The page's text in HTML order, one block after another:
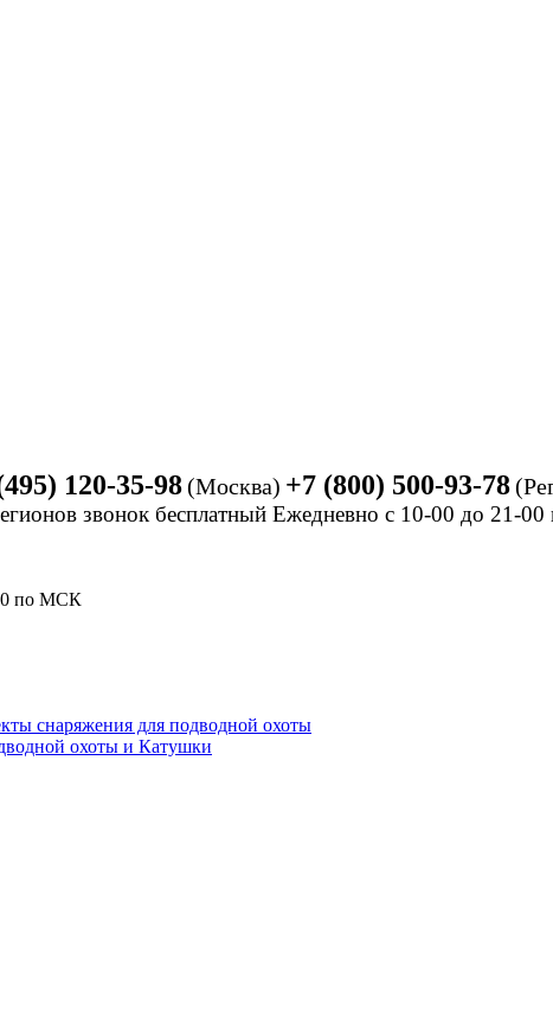
120-35-98(Москва) +7 (800) 500-93-78
звонок бесплатный Ежедневно с 10-00 до 21-
по МСК
снаряжения для подводной охоты
охоты и Катушки